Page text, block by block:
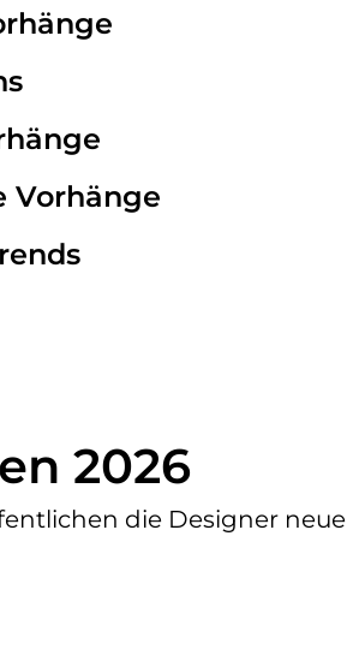
Vorhänge
2026
die Designer